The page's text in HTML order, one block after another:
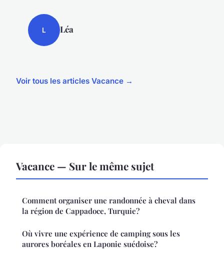
L Léa
Voir tous les articles Vacance →
Vacance — Sur le même sujet
Comment organiser une randonnée à cheval dans
la région de Cappadoce, Turquie?
Où vivre une expérience de camping sous les
aurores boréales en Laponie suédoise?